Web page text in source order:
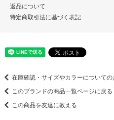
返品について
特定商取引法に基づく表記
在庫確認・サイズやカラーについて
このブランドの商品一覧ページに戻る
この商品を友達に教える